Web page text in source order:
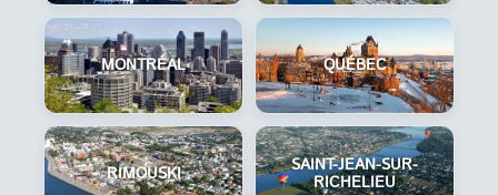
MONTRÉAL QUÉBEC
RIMOUSKI
SAINT-JEAN-SUR-
RICHELIEU